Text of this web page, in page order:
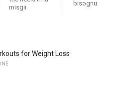
misgii.
bisognu.
for Weight Loss